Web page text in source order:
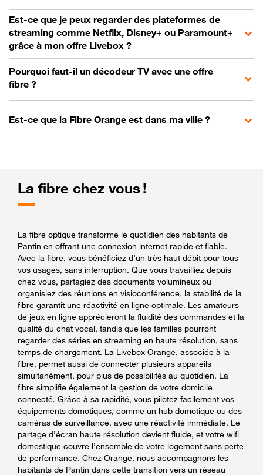
Est-ce que je peux regarder des plateformes de
streaming comme Netflix, Disney+ ou Paramount+
grâce à mon offre Livebox ?
Pourquoi faut-il un décodeur TV avec une offre
fibre ?
Est-ce que la Fibre Orange est dans ma ville ?
La fibre chez vous !
La fibre optique transforme le quotidien des habitants de
Pantin en offrant une connexion internet rapide et fiable.
Avec la fibre, vous bénéficiez d’un très haut débit pour tous
vos usages, sans interruption. Que vous travailliez depuis
chez vous, partagiez des documents volumineux ou
organisiez des réunions en visioconférence, la stabilité de la
fibre garantit une réactivité en ligne optimale. Les amateurs
de jeux en ligne apprécieront la fluidité des commandes et la
qualité du chat vocal, tandis que les familles pourront
regarder des séries en streaming en haute résolution, sans
temps de chargement. La Livebox Orange, associée à la
fibre, permet aussi de connecter plusieurs appareils
simultanément, pour plus de possibilités au quotidien. La
fibre simplifie également la gestion de votre domicile
connecté. Grâce à sa rapidité, vous pilotez facilement vos
équipements domotiques, comme un hub domotique ou des
caméras de surveillance, avec une réactivité immédiate. Le
partage d’écran haute résolution devient fluide, et votre wifi
domestique couvre l’ensemble de votre logement sans perte
de performance. Chez Orange, nous accompagnons les
habitants de Pantin dans cette transition vers un réseau